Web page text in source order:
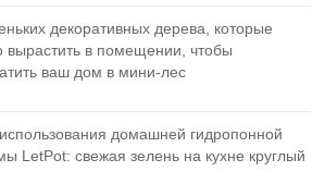
декоративных дерева, которые
вырастить в помещении, чтобы
ваш дом в мини-лес
домашней гидропонной
LetPot: свежая зелень на кухне круглый